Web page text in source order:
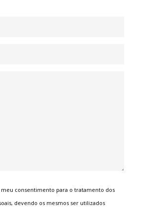
meu consentimento para o tratamento dos
devendo os mesmos ser utilizados